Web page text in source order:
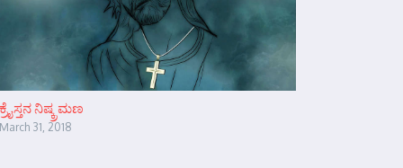
ಕ್ರೈಸ್ತನ ನಿಷ್ಕ್ರಮಣ
March 31, 2018